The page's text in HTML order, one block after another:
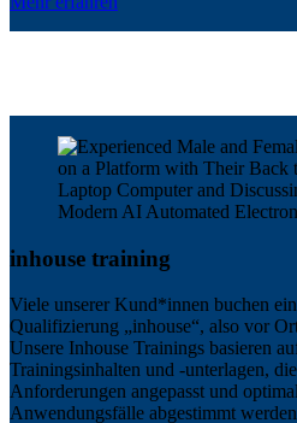
inhouse training
Viele unserer Kund*innen buchen
Qualifizierung „inhouse“, also vor
Unsere Inhouse Trainings basieren
Trainingsinhalten und -unterlagen,
Anforderungen angepasst und
Anwendungsfälle abgestimmt